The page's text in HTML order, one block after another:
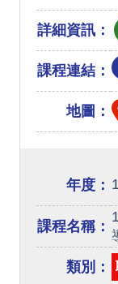
詳細資訊：
課程連結：
地圖：
年度：
課程名稱：
類別：